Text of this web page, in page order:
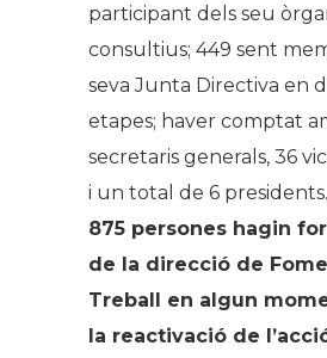
participant dels seu
consultius; 449 sent
seva Junta Directiva en
etapes; haver comptat
secretaris generals, 36
i un total de 6
875 persones hagin
de la direcció de
Treball en algun
la reactivació de